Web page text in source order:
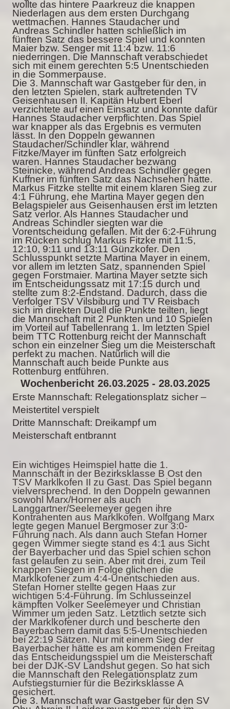
wollte das hintere Paarkreuz die knappen
Niederlagen aus dem ersten Durchgang
wettmachen. Hannes Staudacher und
Andreas Schindler hatten schließlich im
fünften Satz das bessere Spiel und konnten
Maier bzw. Senger mit 11:4 bzw. 11:6
niederringen. Die Mannschaft verabschiedet
sich mit einem gerechten 5:5 Unentschieden
in die Sommerpause.
Die 3. Mannschaft war Gastgeber für den, in
den letzten Spielen, stark auftretenden TV
Geisenhausen II. Kapitän Hubert Eberl
verzichtete auf einen Einsatz und konnte dafür
Hannes Staudacher verpflichten. Das Spiel
war knapper als das Ergebnis es vermuten
lässt. In den Doppeln gewannen
Staudacher/Schindler klar, während
Fitzke/Mayer im fünften Satz erfolgreich
waren. Hannes Staudacher bezwang
Steinicke, während Andreas Schindler gegen
Kuffner im fünften Satz das Nachsehen hatte.
Markus Fitzke stellte mit einem klaren Sieg zur
4:1 Führung, ehe Martina Mayer gegen den
Belagspieler aus Geisenhausen erst im letzten
Satz verlor. Als Hannes Staudacher und
Andreas Schindler siegten war die
Vorentscheidung gefallen. Mit der 6:2-Führung
im Rücken schlug Markus Fitzke mit 11:5,
12:10, 9:11 und 13:11 Günzkofer. Den
Schlusspunkt setzte Martina Mayer in einem,
vor allem im letzten Satz, spannenden Spiel
gegen Forstmaier. Martina Mayer setzte sich
im Entscheidungssatz mit 17:15 durch und
stellte zum 8:2-Endstand. Dadurch, dass die
Verfolger TSV Vilsbiburg und TV Reisbach
sich im direkten Duell die Punkte teilten, liegt
die Mannschaft mit 2 Punkten und 10 Spielen
im Vorteil auf Tabellenrang 1. Im letzten Spiel
beim TTC Rottenburg reicht der Mannschaft
schon ein einzelner Sieg um die Meisterschaft
perfekt zu machen. Natürlich will die
Mannschaft auch beide Punkte aus
Rottenburg entführen.
Wochenbericht 26.03.2025 - 28.03.2025
Erste Mannschaft: Relegationsplatz sicher –
Meistertitel verspielt
Dritte Mannschaft: Dreikampf um
Meisterschaft entbrannt
Ein wichtiges Heimspiel hatte die 1.
Mannschaft in der Bezirksklasse B Ost den
TSV Marklkofen II zu Gast. Das Spiel begann
vielversprechend. In den Doppeln gewannen
sowohl Marx/Horner als auch
Langgartner/Seelemeyer gegen ihre
Kontrahenten aus Marklkofen. Wolfgang Marx
legte gegen Manuel Bergmoser zur 3:0-
Führung nach. Als dann auch Stefan Horner
gegen Wimmer siegte stand es 4:1 aus Sicht
der Bayerbacher und das Spiel schien schon
fast gelaufen zu sein. Aber mit drei, zum Teil
knappen Siegen in Folge glichen die
Marklkofener zum 4:4-Unentschieden aus.
Stefan Horner stellte gegen Haas zur
wichtigen 5:4-Führung. Im Schlusseinzel
kämpften Volker Seelemeyer und Christian
Wimmer um jeden Satz. Letztlich setzte sich
der Marklkofener durch und bescherte den
Bayerbachern damit das 5:5-Unentschieden
bei 22:19 Sätzen. Nur mit einem Sieg der
Bayerbacher hätte es am kommenden Freitag
das Entscheidungsspiel um die Meisterschaft
bei der DJK-SV Landshut gegen. So hat sich
die Mannschaft den Relegationsplatz zum
Aufstiegsturnier für die Bezirksklasse A
gesichert.
Die 3. Mannschaft war Gastgeber für den SV